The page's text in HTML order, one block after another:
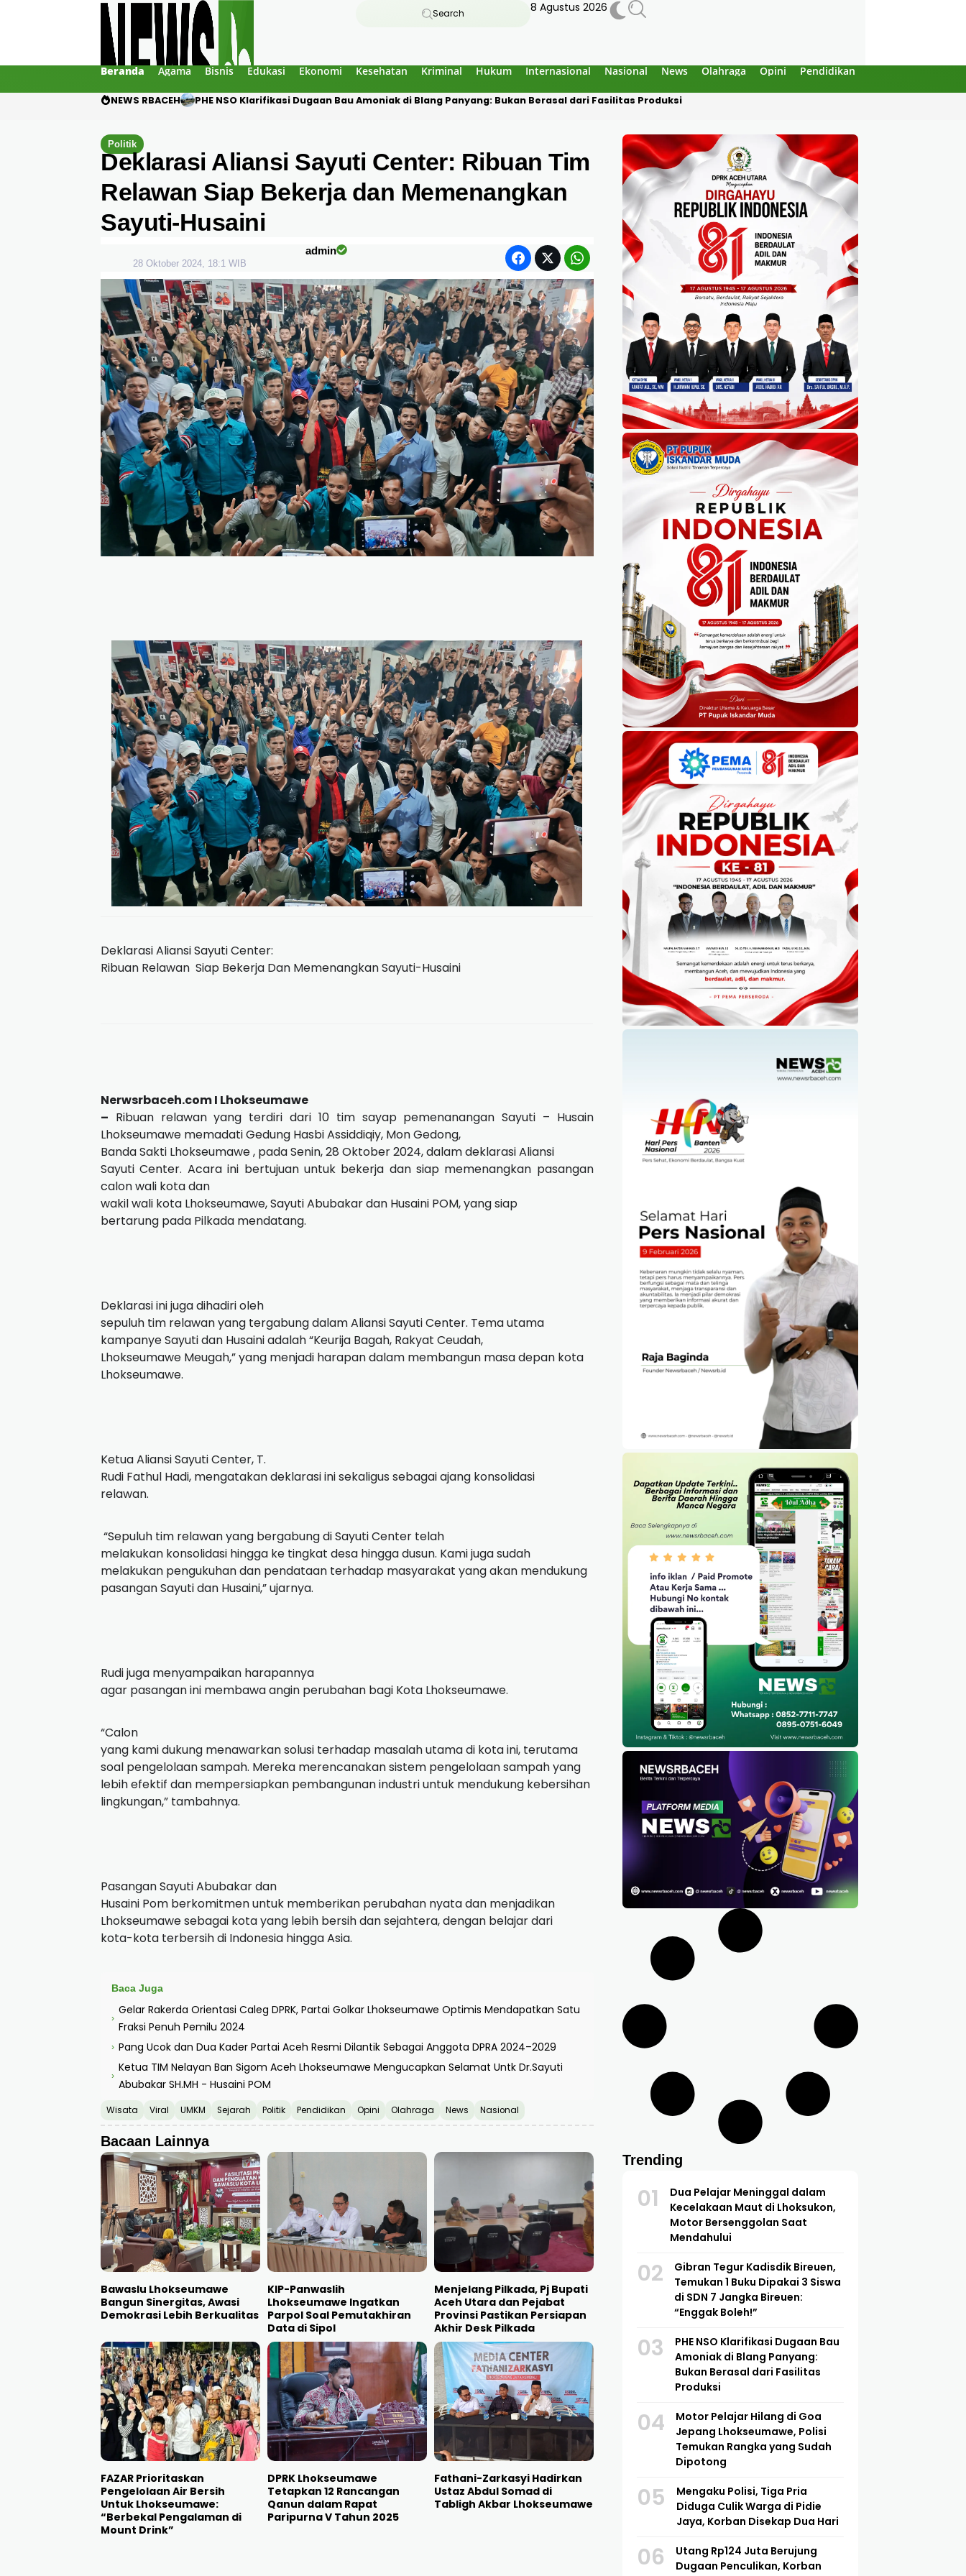
Search 8 Agustus 2026
Beranda Agama Bisnis Edukasi Ekonomi Kesehatan Kriminal Hukum Internasional Nasional News Olahraga Opini Pendidikan
NEWS RBACEH PHE NSO Klarifikasi Dugaan Bau Amoniak di Blang Panyang: Bukan Berasal dari Fasilitas Produksi
Politik
Deklarasi Aliansi Sayuti Center: Ribuan Tim
Relawan Siap Bekerja dan Memenangkan
Sayuti-Husaini
admin
28 Oktober 2024, 18:1 WIB
Deklarasi Aliansi Sayuti Center:
Ribuan Relawan Siap Bekerja Dan Memenangkan Sayuti-Husaini
Nerwsrbaceh.com I Lhokseumawe
– Ribuan relawan yang terdiri dari 10 tim sayap pemenanangan Sayuti – Husain
Lhokseumawe memadati Gedung Hasbi Assiddiqiy, Mon Gedong,
Banda Sakti Lhokseumawe , pada Senin, 28 Oktober 2024, dalam deklarasi Aliansi
Sayuti Center. Acara ini bertujuan untuk bekerja dan siap memenangkan pasangan
calon wali kota dan
wakil wali kota Lhokseumawe, Sayuti Abubakar dan Husaini POM, yang siap
bertarung pada Pilkada mendatang.
Deklarasi ini juga dihadiri oleh
sepuluh tim relawan yang tergabung dalam Aliansi Sayuti Center. Tema utama
kampanye Sayuti dan Husaini adalah “Keurija Bagah, Rakyat Ceudah,
Lhokseumawe Meugah,” yang menjadi harapan dalam membangun masa depan kota
Lhokseumawe.
Ketua Aliansi Sayuti Center, T.
Rudi Fathul Hadi, mengatakan deklarasi ini sekaligus sebagai ajang konsolidasi
relawan.
“Sepuluh tim relawan yang bergabung di Sayuti Center telah
melakukan konsolidasi hingga ke tingkat desa hingga dusun. Kami juga sudah
melakukan pengukuhan dan pendataan terhadap masyarakat yang akan mendukung
pasangan Sayuti dan Husaini,” ujarnya.
Rudi juga menyampaikan harapannya
agar pasangan ini membawa angin perubahan bagi Kota Lhokseumawe.
“Calon
yang kami dukung menawarkan solusi terhadap masalah utama di kota ini, terutama
soal pengelolaan sampah. Mereka merencanakan sistem pengelolaan sampah yang
lebih efektif dan mempersiapkan pembangunan industri untuk mendukung kebersihan
lingkungan,” tambahnya.
Pasangan Sayuti Abubakar dan
Husaini Pom berkomitmen untuk memberikan perubahan nyata dan menjadikan
Lhokseumawe sebagai kota yang lebih bersih dan sejahtera, dengan belajar dari
kota-kota terbersih di Indonesia hingga Asia.
Baca Juga
›
Gelar Rakerda Orientasi Caleg DPRK, Partai Golkar Lhokseumawe Optimis Mendapatkan Satu
Fraksi Penuh Pemilu 2024
› Pang Ucok dan Dua Kader Partai Aceh Resmi Dilantik Sebagai Anggota DPRA 2024–2029
›
Ketua TIM Nelayan Ban Sigom Aceh Lhokseumawe Mengucapkan Selamat Untk Dr.Sayuti
Abubakar SH.MH - Husaini POM
Wisata Viral UMKM Sejarah Politik Pendidikan Opini Olahraga News Nasional
Bacaan Lainnya
Bawaslu Lhokseumawe
Bangun Sinergitas, Awasi
Demokrasi Lebih Berkualitas
KIP-Panwaslih
Lhokseumawe Ingatkan
Parpol Soal Pemutakhiran
Data di Sipol
Menjelang Pilkada, Pj Bupati
Aceh Utara dan Pejabat
Provinsi Pastikan Persiapan
Akhir Desk Pilkada
FAZAR Prioritaskan
Pengelolaan Air Bersih
Untuk Lhokseumawe:
“Berbekal Pengalaman di
Mount Drink”
DPRK Lhokseumawe
Tetapkan 12 Rancangan
Qanun dalam Rapat
Paripurna V Tahun 2025
Fathani-Zarkasyi Hadirkan
Ustaz Abdul Somad di
Tabligh Akbar Lhokseumawe
Trending
01
Dua Pelajar Meninggal dalam
Kecelakaan Maut di Lhoksukon,
Motor Bersenggolan Saat
Mendahului
02
Gibran Tegur Kadisdik Bireuen,
Temukan 1 Buku Dipakai 3 Siswa
di SDN 7 Jangka Bireuen:
“Enggak Boleh!”
03
PHE NSO Klarifikasi Dugaan Bau
Amoniak di Blang Panyang:
Bukan Berasal dari Fasilitas
Produksi
04
Motor Pelajar Hilang di Goa
Jepang Lhokseumawe, Polisi
Temukan Rangka yang Sudah
Dipotong
05
Mengaku Polisi, Tiga Pria
Diduga Culik Warga di Pidie
Jaya, Korban Disekap Dua Hari
06
Utang Rp124 Juta Berujung
Dugaan Penculikan, Korban